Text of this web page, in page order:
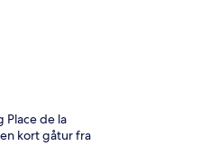
Place de la
kort gåtur fra